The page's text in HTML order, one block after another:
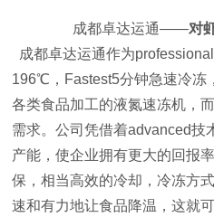
成都卓达运通——对
成都卓达运通作为
196℃，Fastest5分钟急速冷冻
各类食品加工的液氮速冻机，
需求。公司凭借着advanced技
产能，使企业拥有更大的回报
保，相当高效的冷却，冷冻方
速和有力地让食品降温，这就